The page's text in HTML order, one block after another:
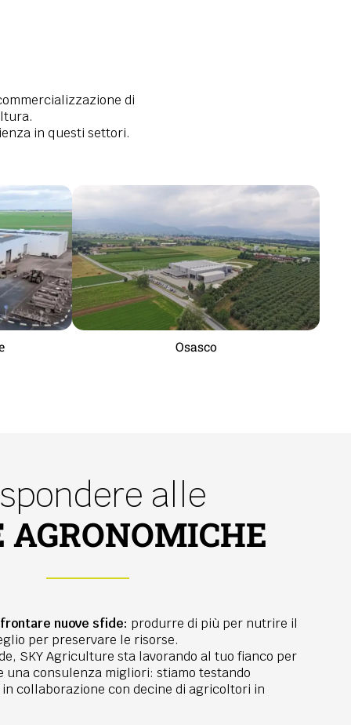
di
in questi settori.
Osasco
alle
AGRONOMICHE
nuove sfide: produrre di più per nutrire il
per preservare le risorse.
SKY Agriculture sta lavorando al tuo fianco per
consulenza migliori: stiamo testando
collaborazione con decine di agricoltori in